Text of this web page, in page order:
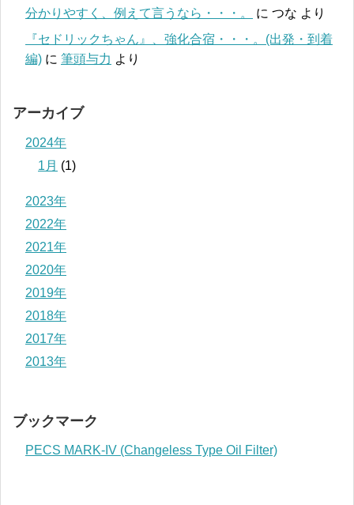
分かりやすく、例えて言うなら・・・。
に つな より
『セドリックちゃん』、強化合宿・・・。(出発・到着
編) に 筆頭与力 より
アーカイブ
2024年
1月 (1)
2023年
2022年
2021年
2020年
2019年
2018年
2017年
2013年
ブックマーク
PECS MARK-IV (Changeless Type Oil Filter)